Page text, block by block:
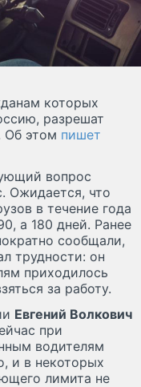
которых
разрешат
Об этом пишет
вопрос
Ожидается, что
в течение года
а 180 дней. Ранее
сообщали,
трудности: он
приходилось
за работу.
Евгений Волкович
при
водителям
и в некоторых
лимита не